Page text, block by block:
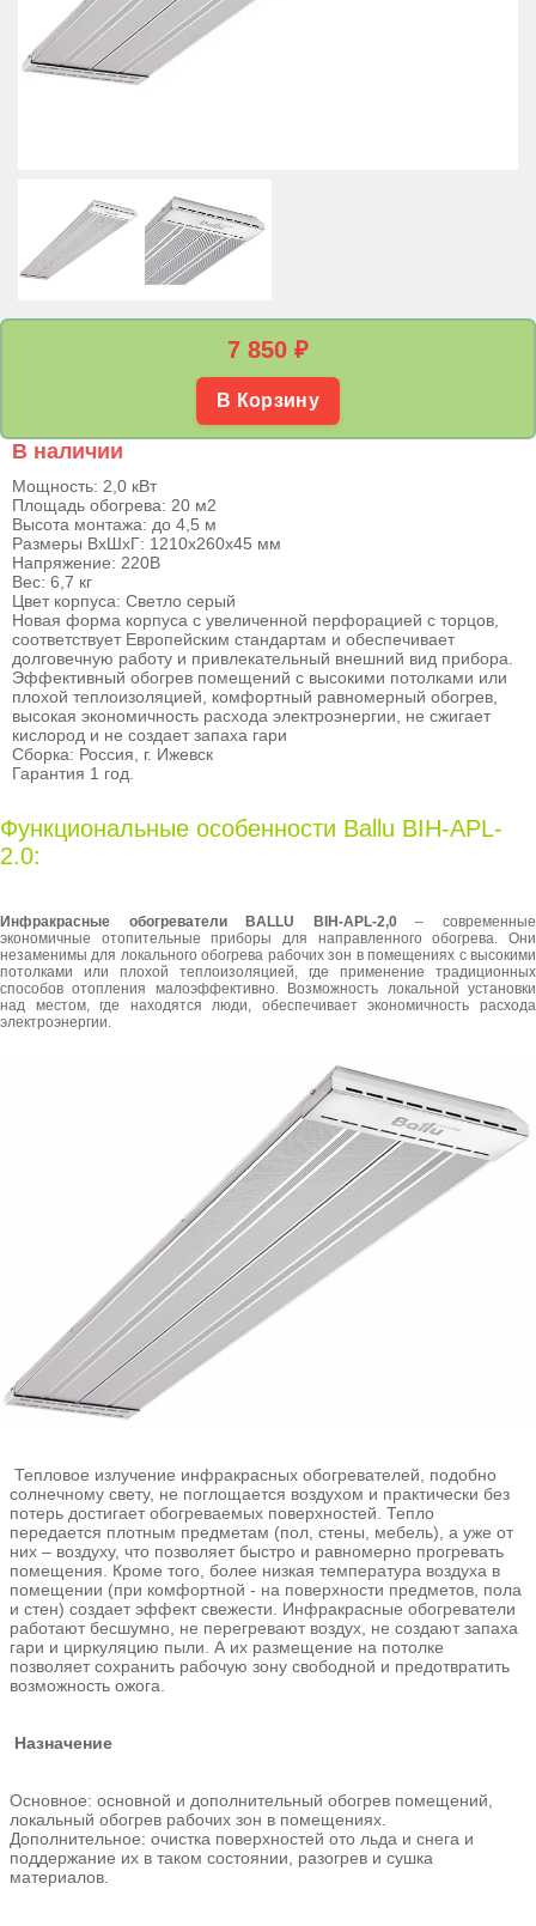
7 850 ₽
В Корзину
В наличии
Мощность: 2,0 кВт
Площадь обогрева: 20 м2
Высота монтажа: до 4,5 м
Размеры ВхШхГ: 1210x260x45 мм
Напряжение: 220В
Вес: 6,7 кг
Цвет корпуса: Светло серый
Новая форма корпуса с увеличенной перфорацией с торцов,
соответствует Европейским стандартам и обеспечивает
долговечную работу и привлекательный внешний вид прибора.
Эффективный обогрев помещений с высокими потолками или
плохой теплоизоляцией, комфортный равномерный обогрев,
высокая экономичность расхода электроэнергии, не сжигает
кислород и не создает запаха гари
Сборка: Россия, г. Ижевск
Гарантия 1 год.
Функциональные особенности Ballu BIH-APL-
2.0:
Инфракрасные обогреватели BALLU BIH-APL-2,0– современные
экономичные отопительные приборы для направленного обогрева. Они
незаменимы для локального обогрева рабочих зон в помещениях с высокими
потолками или плохой теплоизоляцией, где применение традиционных
способов отопления малоэффективно. Возможность локальной установки
над местом, где находятся люди, обеспечивает экономичность расхода
электроэнергии.
Тепловое излучение инфракрасных обогревателей, подобно
солнечному свету, не поглощается воздухом и практически без
потерь достигает обогреваемых поверхностей. Тепло
передается плотным предметам (пол, стены, мебель), а уже от
них – воздуху, что позволяет быстро и равномерно прогревать
помещения. Кроме того, более низкая температура воздуха в
помещении (при комфортной - на поверхности предметов, пола
и стен) создает эффект свежести. Инфракрасные обогреватели
работают бесшумно, не перегревают воздух, не создают запаха
гари и циркуляцию пыли. А их размещение на потолке
позволяет сохранить рабочую зону свободной и предотвратить
возможность ожога.
Назначение
Основное: основной и дополнительный обогрев помещений,
локальный обогрев рабочих зон в помещениях.
Дополнительное: очистка поверхностей ото льда и снега и
поддержание их в таком состоянии, разогрев и сушка
материалов.